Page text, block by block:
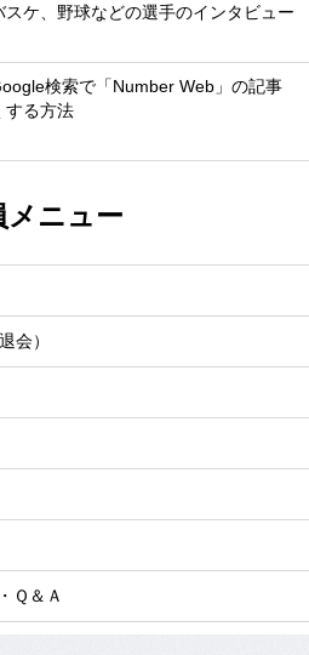
スケ、野球などの選手のインタビュー
検索で「Number Web」の記事
する方法
メニュー
会）
Ｑ＆Ａ